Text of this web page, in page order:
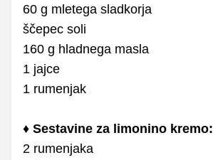
60 g mletega sladkorja
ščepec soli
160 g hladnega masla
1 jajce
1 rumenjak
♦ Sestavine za limonino kremo:
2 rumenjaka